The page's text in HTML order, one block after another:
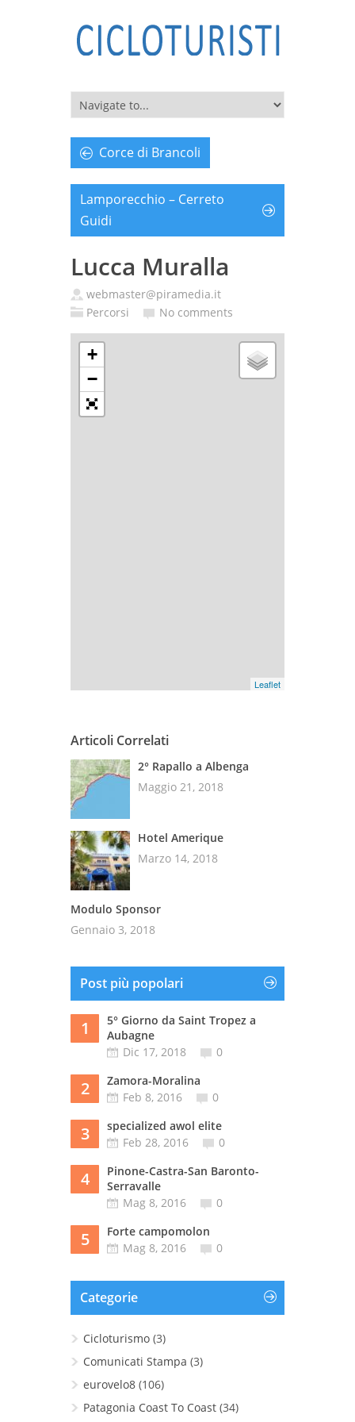
Corce di Brancoli
Lamporecchio – Cerreto
Guidi
Lucca Muralla
webmaster@piramedia.it
Percorsi
No comments
+
−
Leaflet
Articoli Correlati
2° Rapallo a Albenga
Maggio 21, 2018
Hotel Amerique
Marzo 14, 2018
Modulo Sponsor
Gennaio 3, 2018
Post più popolari
1
5° Giorno da Saint Tropez a
Aubagne
Dic 17, 2018
0
2
Zamora-Moralina
Feb 8, 2016
0
3
specialized awol elite
Feb 28, 2016
0
4
Pinone-Castra-San Baronto-
Serravalle
Mag 8, 2016
0
5
Forte campomolon
Mag 8, 2016
0
Categorie
Cicloturismo (3)
Comunicati Stampa (3)
eurovelo8 (106)
Patagonia Coast To Coast (34)